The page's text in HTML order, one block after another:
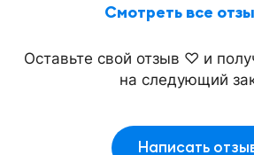
Смотреть все
Оставьте свой отзыв ♡ и
на следующий
Написать